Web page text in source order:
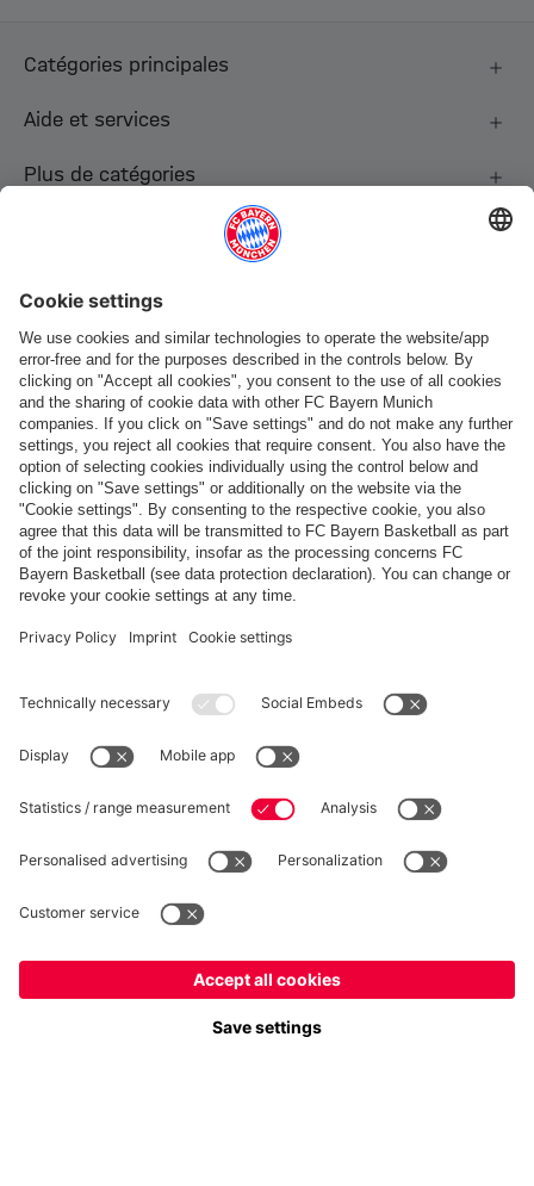
Catégories principales
Aide et services
Plus de catégories
Paiement et livraison
FC Bayern Store App
RÉTRACTATION
Intimité
Paramètres des cookies
*Les prix incluent la TVA et excluent les frais d'expédition
© FC Bayern München AG
FC Bayern München AG, Säbener Str. 51-57, 81547 München
Francepour y livrer!
Mondialpour y livrer!